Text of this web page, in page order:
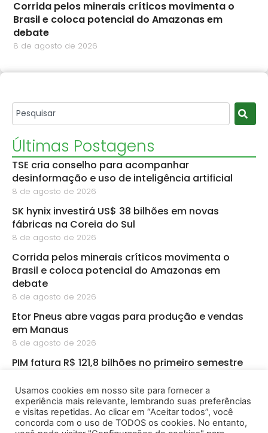
Corrida pelos minerais críticos movimenta o
Brasil e coloca potencial do Amazonas em
debate
8 de agosto de 2026
Últimas Postagens
TSE cria conselho para acompanhar
desinformação e uso de inteligência artificial
8 de agosto de 2026
SK hynix investirá US$ 38 bilhões em novas
fábricas na Coreia do Sul
8 de agosto de 2026
Corrida pelos minerais críticos movimenta o
Brasil e coloca potencial do Amazonas em
debate
8 de agosto de 2026
Etor Pneus abre vagas para produção e vendas
em Manaus
8 de agosto de 2026
PIM fatura R$ 121,8 bilhões no primeiro semestre
CBA abre inscrições para startups de
bioeconomia na Amazônia
8 de agosto de 2026
Usamos cookies em nosso site para fornecer a
experiência mais relevante, lembrando suas preferências
e visitas repetidas. Ao clicar em “Aceitar todos”, você
concorda com o uso de TODOS os cookies. No entanto,